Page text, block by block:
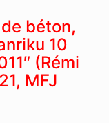
béton,
10
(Rémi
MFJ